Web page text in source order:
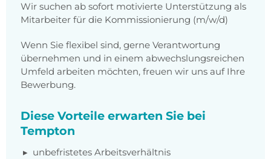
Wir suchen ab sofort motivierte Unterstützung als
Mitarbeiter für die Kommissionierung (m/w/d)
Wenn Sie flexibel sind, gerne Verantwortung
übernehmen und in einem abwechslungsreichen
Umfeld arbeiten möchten, freuen wir uns auf Ihre
Bewerbung.
Diese Vorteile erwarten Sie bei
Tempton
unbefristetes Arbeitsverhältnis